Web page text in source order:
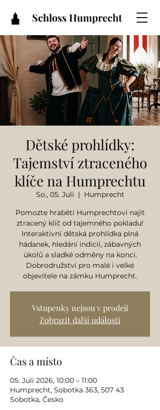
Schloss Humprecht
Dětské prohlídky:
Tajemství ztraceného
klíče na Humprechtu
So., 05. Juli
  |
Humprecht
Pomozte hraběti Humprechtovi najít
ztracený klíč od tajemného pokladu!
Interaktivní dětská prohlídka plná
hádanek, hledání indicií, zábavných
úkolů a sladké odměny na konci.
Dobrodružství pro malé i velké
objevitele na zámku Humprecht.
Vstupenky nejsou v prodeji
Zobrazit další události
Čas a místo
05. Juli 2026, 10:00 – 11:00
Humprecht, Sobotka 363, 507 43
Sobotka, Česko